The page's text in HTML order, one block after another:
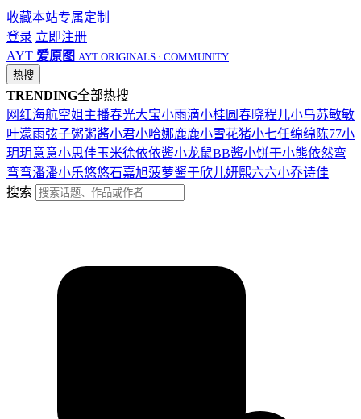
收藏本站专属定制
登录 立即注册
AYT 爱原图 AYT ORIGINALS · COMMUNITY
热搜
TRENDING全部热搜
网红海航空姐 主播春光大宝小雨滴小桂圆春晓程儿小乌苏敏敏
叶濛雨弦子粥粥酱小君小哈娜鹿鹿小雪花猪小七任绵绵 陈77小
玥玥意意小思佳玉米徐依依酱小龙鼠BB酱小饼干小熊依然弯
弯弯潘潘小乐悠悠石嘉旭菠萝酱于欣儿妍熙六六小乔诗佳
搜索